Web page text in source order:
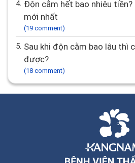
4. Độn cằm hết bao nhiêu tiền? Cập nhật bảng giá
mới nhất
(19 comment)
5. Sau khi độn cằm bao lâu thì có thể đánh răng
được?
(18 comment)